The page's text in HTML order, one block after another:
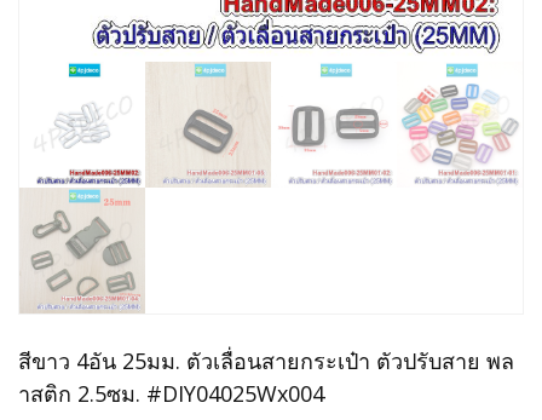
สีขาว 4อัน 25มม. ตัวเลื่อนสายกระเป๋า ตัวปรับสาย พล
าสติก 2.5ซม. #DIY04025Wx004